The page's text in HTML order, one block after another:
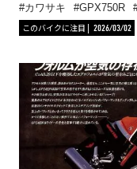
カワサキ GPX750R
このバイクに注目
2026/03/02